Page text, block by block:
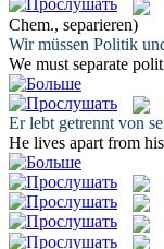
Chem., separieren)
Wir müssen Politik
We must separate
Er lebt getrennt von
He lives apart from